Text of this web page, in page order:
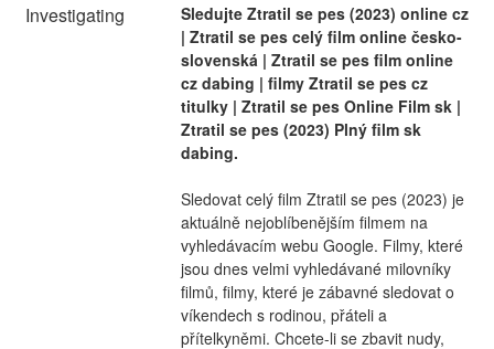
Investigating
Sledujte Ztratil se pes (2023) online cz
| Ztratil se pes celý film online česko-
slovenská | Ztratil se pes film online
cz dabing | filmy Ztratil se pes cz
titulky | Ztratil se pes Online Film sk |
Ztratil se pes (2023) Plný film sk
dabing.
Sledovat celý film Ztratil se pes (2023) je
aktuálně nejoblíbenějším filmem na
vyhledávacím webu Google. Filmy, které
jsou dnes velmi vyhledávané milovníky
filmů, filmy, které je zábavné sledovat o
víkendech s rodinou, přáteli a
přítelkyněmi. Chcete-li se zbavit nudy,